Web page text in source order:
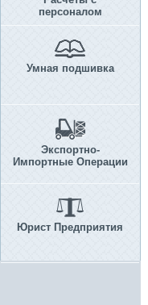
персоналом
Умная подшивка
Экспортно-
Импортные Операции
Юрист Предприятия